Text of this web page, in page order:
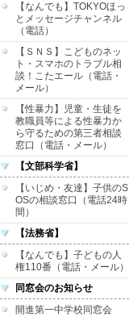
【なんでも】TOKYOほっ
とメッセージチャンネル
（電話）
【ＳＮＳ】こどものネッ
ト・スマホのトラブル相
談！こたエール（電話・
メール）
【性暴力】児童・生徒を
教職員等による性暴力か
ら守るための第三者相談
窓口（電話・メール）
【文部科学省】
【いじめ・友達】子供のS
OSの相談窓口（電話24時
間）
【法務省】
【なんでも】子どもの人
権110番（電話・メール）
同窓会のお知らせ
開進第一中学校同窓会